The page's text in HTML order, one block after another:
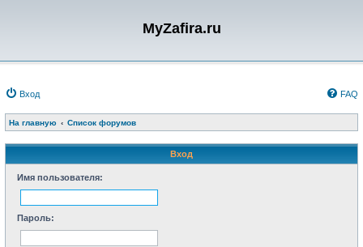
MyZafira.ru
Вход FAQ
На главную Список форумов
Вход
Имя пользователя:
Пароль: